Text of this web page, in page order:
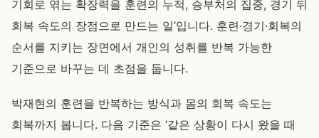
기회로 엮는 확장력을 훈련의 누적, 승부처의 집중, 경기 뒤
회복 속도의 장점으로 만드는 일’입니다. 훈련·경기·회복의
순서를 지키는 장면에서 개인의 성취를 반복 가능한
기준으로 바꾸는 데 초점을 둡니다.
박재현의 훈련을 반복하는 방식과 몸의 회복 속도는
회복까지 봅니다. 다음 기준은 ‘같은 상황이 다시 왔을 때